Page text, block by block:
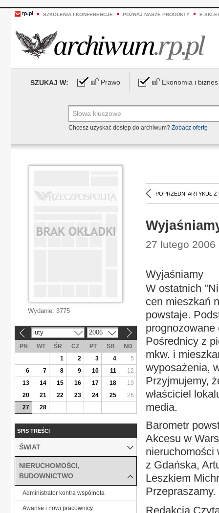
SZKOLENIA I KONFERENCJE POZNAJ NASZE PRODUKTY E-
SZUKAJ W: Prawo Ekonomia i biznes
Chcesz uzyskać dostęp do archiwum? Zobacz ofertę
POPRZEDNI ARTYKUŁ Z
27 lutego 2006
Wyjaśniamy
W ostatnich
cen mieszkań
powstaje.
Pośrednicy z
mkw. i
wyposażenia,
Przyjmujemy,
właściciel
media.
Barometr
Akcesu w
nieruchomości
z Gdańska,
Leszkiem
Przepraszamy.
Redakcja
Wydanie: 3775
luty 2006
PN WT ŚR CZ PT SB
ND
1
2 3 4
5
6
7 8 9 10 11
12
13
14 15 16 17 18
19
20
21 22 23 24 25
26
27
28
SPIS TREŚCI
ŚWIAT
NIERUCHOMOŚCI,
BUDOWNICTWO
Administrator kontra wspólnota
Awanse i nowi pracownicy